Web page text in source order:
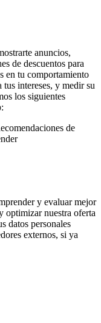
anuncios,
de descuentos para
en tu comportamiento
intereses, y medir su
los siguientes
de
y evaluar mejor
optimizar nuestra oferta
datos personales
externos, si ya